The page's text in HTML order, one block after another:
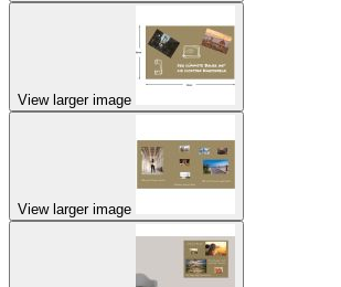
View larger image
View larger image